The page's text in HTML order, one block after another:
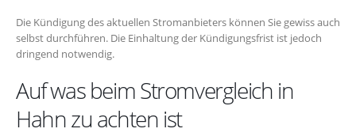
Die Kündigung des aktuellen Stromanbieters können Sie gewiss auch
selbst durchführen. Die Einhaltung der Kündigungsfrist ist jedoch
dringend notwendig.
Auf was beim Stromvergleich in
Hahn zu achten ist